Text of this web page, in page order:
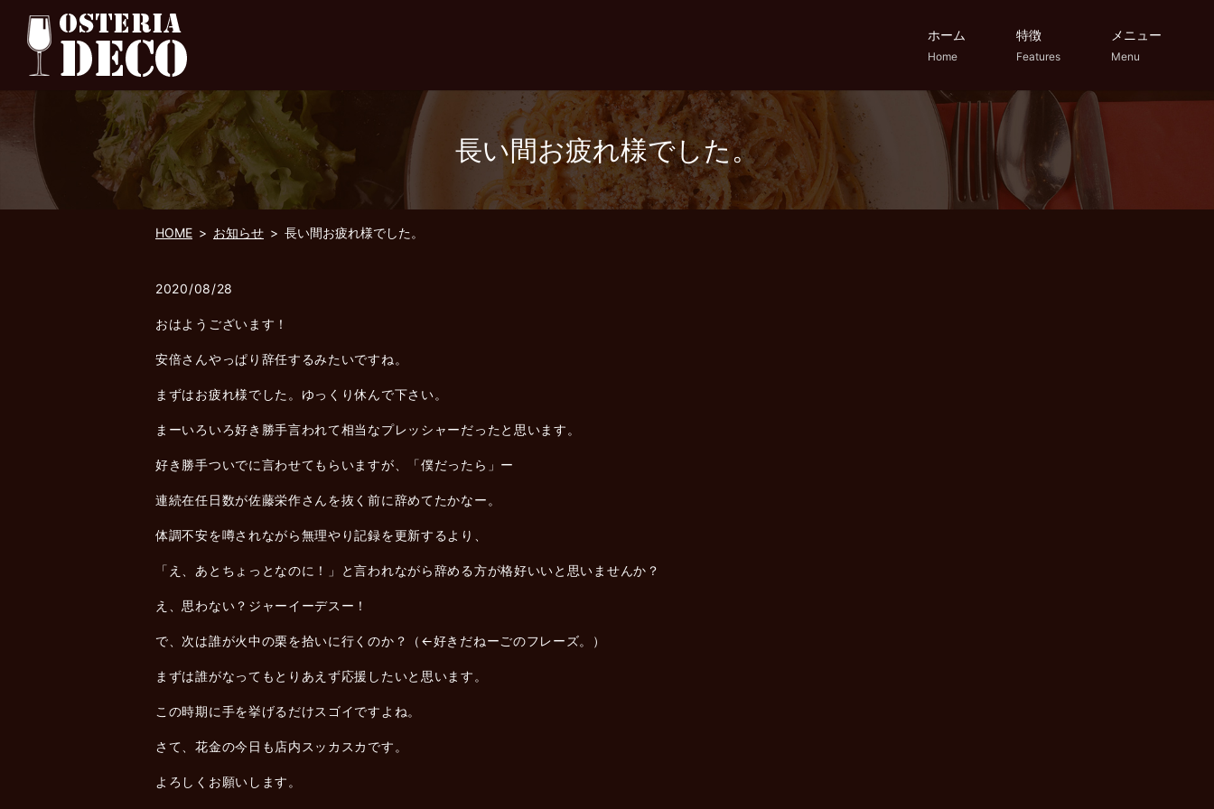
ホーム
Home
特徴
Features
メニュー
Menu
長い間お疲れ様でした。
HOME お知らせ 長い間お疲れ様でした。
2020/08/28
おはようございます！
安倍さんやっぱり辞任するみたいですね。
まずはお疲れ様でした。ゆっくり休んで下さい。
まーいろいろ好き勝手言われて相当なプレッシャーだったと思います。
好き勝手ついでに言わせてもらいますが、「僕だったら」ー
連続在任日数が佐藤栄作さんを抜く前に辞めてたかなー。
体調不安を噂されながら無理やり記録を更新するより、
「え、あとちょっとなのに！」と言われながら辞める方が格好いいと思いませんか？
え、思わない？ジャーイーデスー！
で、次は誰が火中の栗を拾いに行くのか？（←好きだねーごのフレーズ。）
まずは誰がなってもとりあえず応援したいと思います。
この時期に手を挙げるだけスゴイですよね。
さて、花金の今日も店内スッカスカです。
よろしくお願いします。